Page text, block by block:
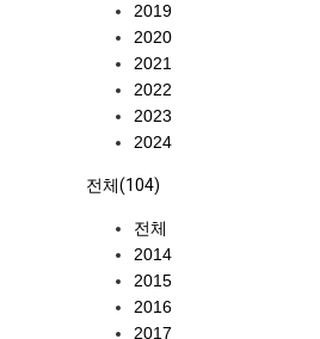
2019
2020
2021
2022
2023
2024
전체(104)
전체
2014
2015
2016
2017